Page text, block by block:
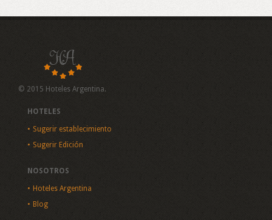
© 2015 Hoteles Argentina.
HOTELES
Sugerir establecimiento
Sugerir Edición
NOSOTROS
Hoteles Argentina
Blog